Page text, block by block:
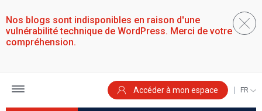
au
contenu
principal
Nos blogs sont indisponibles en raison d'une
vulnérabilité technique de WordPress. Merci de votre
compréhension.
Accéder à mon espace
YOUR